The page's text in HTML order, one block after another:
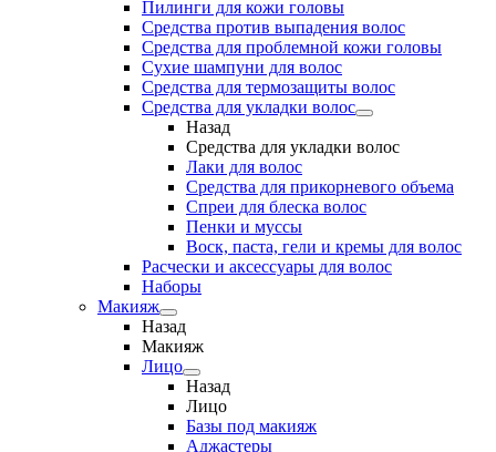
Пилинги для кожи головы
Средства против выпадения волос
Средства для проблемной кожи головы
Сухие шампуни для волос
Средства для термозащиты волос
Средства для укладки волос
Назад
Средства для укладки волос
Лаки для волос
Средства для прикорневого объема
Спреи для блеска волос
Пенки и муссы
Воск, паста, гели и кремы для волос
Расчески и аксессуары для волос
Наборы
Макияж
Назад
Макияж
Лицо
Назад
Лицо
Базы под макияж
Аджастеры